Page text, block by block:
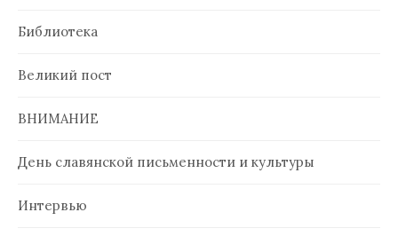
Библиотека
Великий пост
ВНИМАНИЕ
День славянской письменности и культуры
Интервью